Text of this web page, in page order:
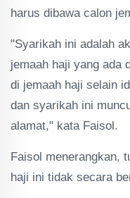
harus dibawa calon
"Syarikah ini adalah
jemaah haji yang ada
di jemaah haji selain
dan syarikah ini
alamat," kata Faisol.
Faisol menerangkan,
haji ini tidak secara